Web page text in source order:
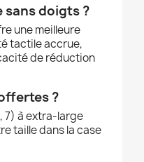
sans doigts ?
une meilleure
tactile accrue,
de réduction
?
7) à extra-large
taille dans la case